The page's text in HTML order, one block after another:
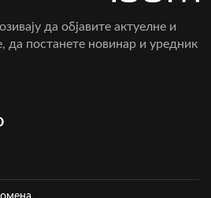
да објавите актуелне и
да постанете новинар и уредник